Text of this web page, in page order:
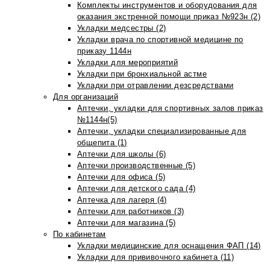
Комплекты инструментов и оборудования для
оказания экстренной помощи приказ №923н (2)
Укладки медсестры (2)
Укладки врача по спортивной медицине по
приказу 1144н
Укладки для мероприятий
Укладки при бронхиальной астме
Укладки при отравлении дезсредствами
Для организаций
Аптечки, укладки для спортивных залов приказ
№1144н(5)
Аптечки, укладки специализированные для
общепита (1)
Аптечки для школы (6)
Аптечки производственные (5)
Аптечки для офиса (5)
Аптечки для детского сада (4)
Аптечка для лагеря (4)
Аптечки для работников (3)
Аптечки для магазина (5)
По кабинетам
Укладки медицинские для оснащения ФАП (14)
Укладки для прививочного кабинета (11)